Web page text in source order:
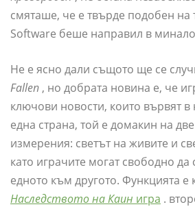
смяташе, че е твърде подобен на
Software беше направил в
Не е ясно дали същото ще се
Fallen , но добрата новина е, че
ключови новости, които вървят
една страна, той е домакин на
измерения: светът на живите и
като играчите могат свободно да
едното към другото. Функцията е
Наследството на Каин игра .